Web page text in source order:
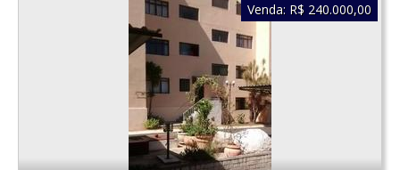
Venda: R$ 240.000,00